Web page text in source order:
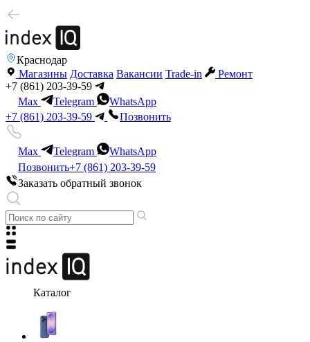
Краснодар
Магазины Доставка Вакансии Trade-in
Ремонт
+7 (861) 203-39-59
Max
Telegram
WhatsApp
+7 (861) 203-39-59
Позвонить
Max Telegram
WhatsApp
Позвонить+7 (861) 203-39-59
Заказать обратный звонок
Каталог